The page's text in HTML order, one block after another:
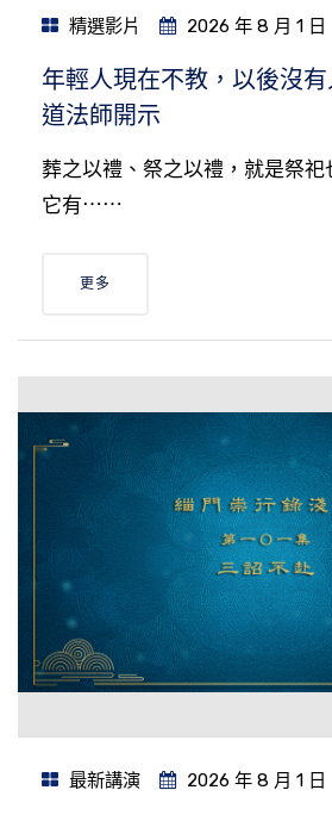
精選影片 2026 年 8 月 1 日
年輕人現在不教，以後沒
道法師開示
葬之以禮、祭之以禮，就是祭
它有⋯⋯
更多
最新講演 2026 年 8 月 1 日